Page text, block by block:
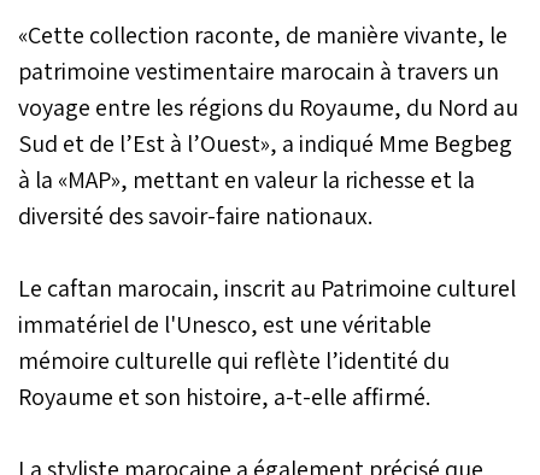
«Cette collection raconte, de manière vivante, le
patrimoine vestimentaire marocain à travers un
voyage entre les régions du Royaume, du Nord au
Sud et de l’Est à l’Ouest», a indiqué Mme Begbeg
à la «MAP», mettant en valeur la richesse et la
diversité des savoir-faire nationaux.
Le caftan marocain, inscrit au Patrimoine culturel
immatériel de l'Unesco, est une véritable
mémoire culturelle qui reflète l’identité du
Royaume et son histoire, a-t-elle affirmé.